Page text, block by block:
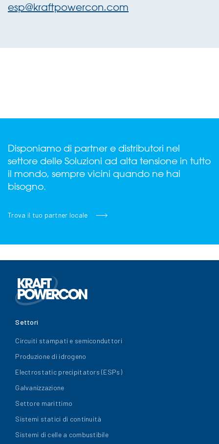
esp@kraftpowercon.com
Disponiamo di partner e distributori nel
settore delle Soluzioni ad alta tensione in tutto
il mondo, sempre vicini quando ne hai
bisogno.
Trova il tuo partner locale
Settori
Circuiti stampati e semiconduttori
Produzione di idrogeno
Electrostatic precipitators (ESPs)
Galvanizzazione
Settore marittimo
Sistemi statici di continuità
Sistemi di celle a combustibile